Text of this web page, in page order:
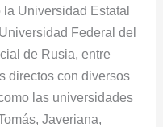
Universidad Estatal
Federal del
de Rusia, entre
directos con diversos
las universidades
Javeriana,